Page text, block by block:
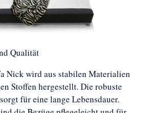
Qualität
Nick wird aus stabilen Materialien
Stoffen hergestellt. Die robuste
für eine lange Lebensdauer.